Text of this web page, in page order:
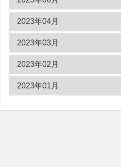
2023年04月
2023年03月
2023年02月
2023年01月